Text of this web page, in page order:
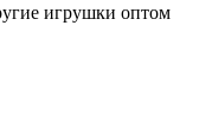
игрушки оптом